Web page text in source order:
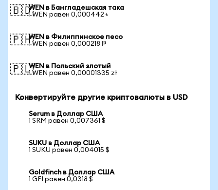
🇧🇩WEN в Бангладешская така
1 WEN равен 0,000442 ৳
🇵🇭WEN в Филиппинское песо
1 WEN равен 0,000218 ₱
🇵🇱WEN в Польский злотый
1 WEN равен 0,00001335 zł
Конвертируйте другие криптовалюты в USD
Serum в Доллар США
1 SRM равен 0,007361 $
SUKU в Доллар США
1 SUKU равен 0,004015 $
Goldfinch в Доллар США
1 GFI равен 0,0318 $